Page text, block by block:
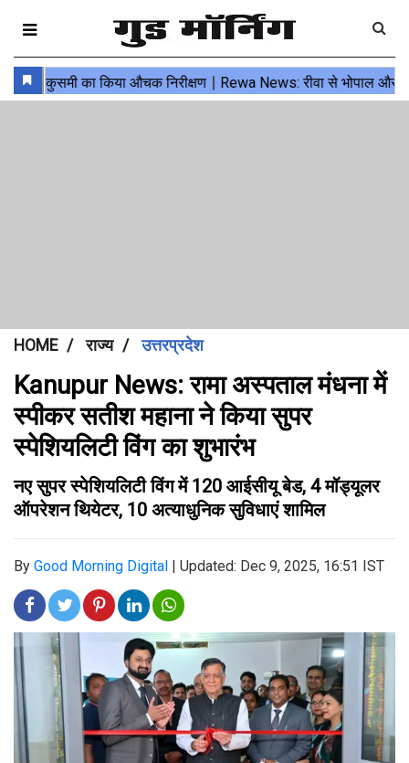
HOME राज्य उत्तरप्रदेश
Kanupur News: रामा अस्पताल मंधना में
स्पीकर सतीश महाना ने किया सुपर
स्पेशियलिटी विंग का शुभारंभ
नए सुपर स्पेशियलिटी विंग में 120 आईसीयू बेड, 4 मॉड्यूलर
ऑपरेशन थियेटर, 10 अत्याधुनिक सुविधाएं शामिल
By Good Morning Digital | Updated: Dec 9, 2025, 16:51 IST